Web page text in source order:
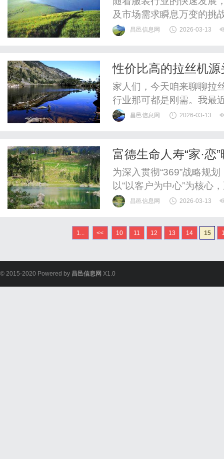
及市场需求瞬息万变的挑
对效率和精准度的要求，
过统一的数据平台，服装
昌邑信息网 2026-03-13
性价比高的拉丝机
家人们，今天咱来聊聊拉
行业那可都是刚需。我最
拉丝机源头厂家，希望能
经济开发区。它可是从事
昌邑信息网 2026-03-13
富德生命人寿“家·恋
端艺术盛宴
为深入贯彻“369”战略规
以“以客户为中心”为核心
中重头戏VIP艺术季于
会、合作伙伴及媒体等重
励各分公司结合地域...
昌邑信息网 2026-03-13
1... << 10 11 12 13 14 15
© 2015-2020 Powered by 昌邑信息网 X1.0